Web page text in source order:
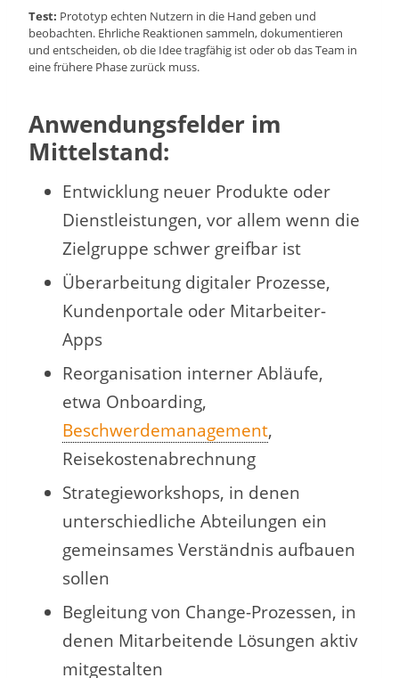
Test: Prototyp echten Nutzern in die Hand geben und
beobachten. Ehrliche Reaktionen sammeln, dokumentieren
und entscheiden, ob die Idee tragfähig ist oder ob das Team in
eine frühere Phase zurück muss.
Anwendungsfelder im
Mittelstand:
Entwicklung neuer Produkte oder
Dienstleistungen, vor allem wenn die
Zielgruppe schwer greifbar ist
Überarbeitung digitaler Prozesse,
Kundenportale oder Mitarbeiter-
Apps
Reorganisation interner Abläufe,
etwa Onboarding,
Beschwerdemanagement,
Reisekostenabrechnung
Strategieworkshops, in denen
unterschiedliche Abteilungen ein
gemeinsames Verständnis aufbauen
sollen
Begleitung von Change-Prozessen, in
denen Mitarbeitende Lösungen aktiv
mitgestalten